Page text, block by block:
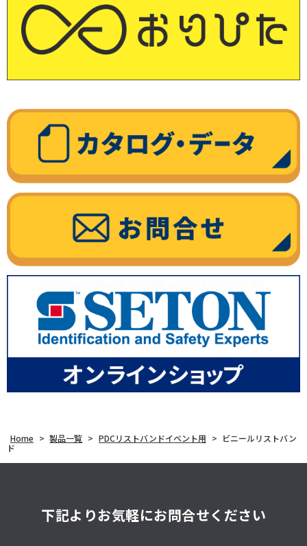
Home > 製品一覧 > PDCリストバンドイベント用 > ビニールリストバン
ド
下記よりお気軽にお問合せください